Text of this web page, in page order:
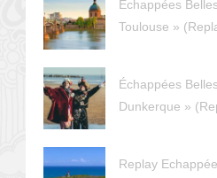
Échappées
Toulouse »
Échappées
Dunkerque »
Replay